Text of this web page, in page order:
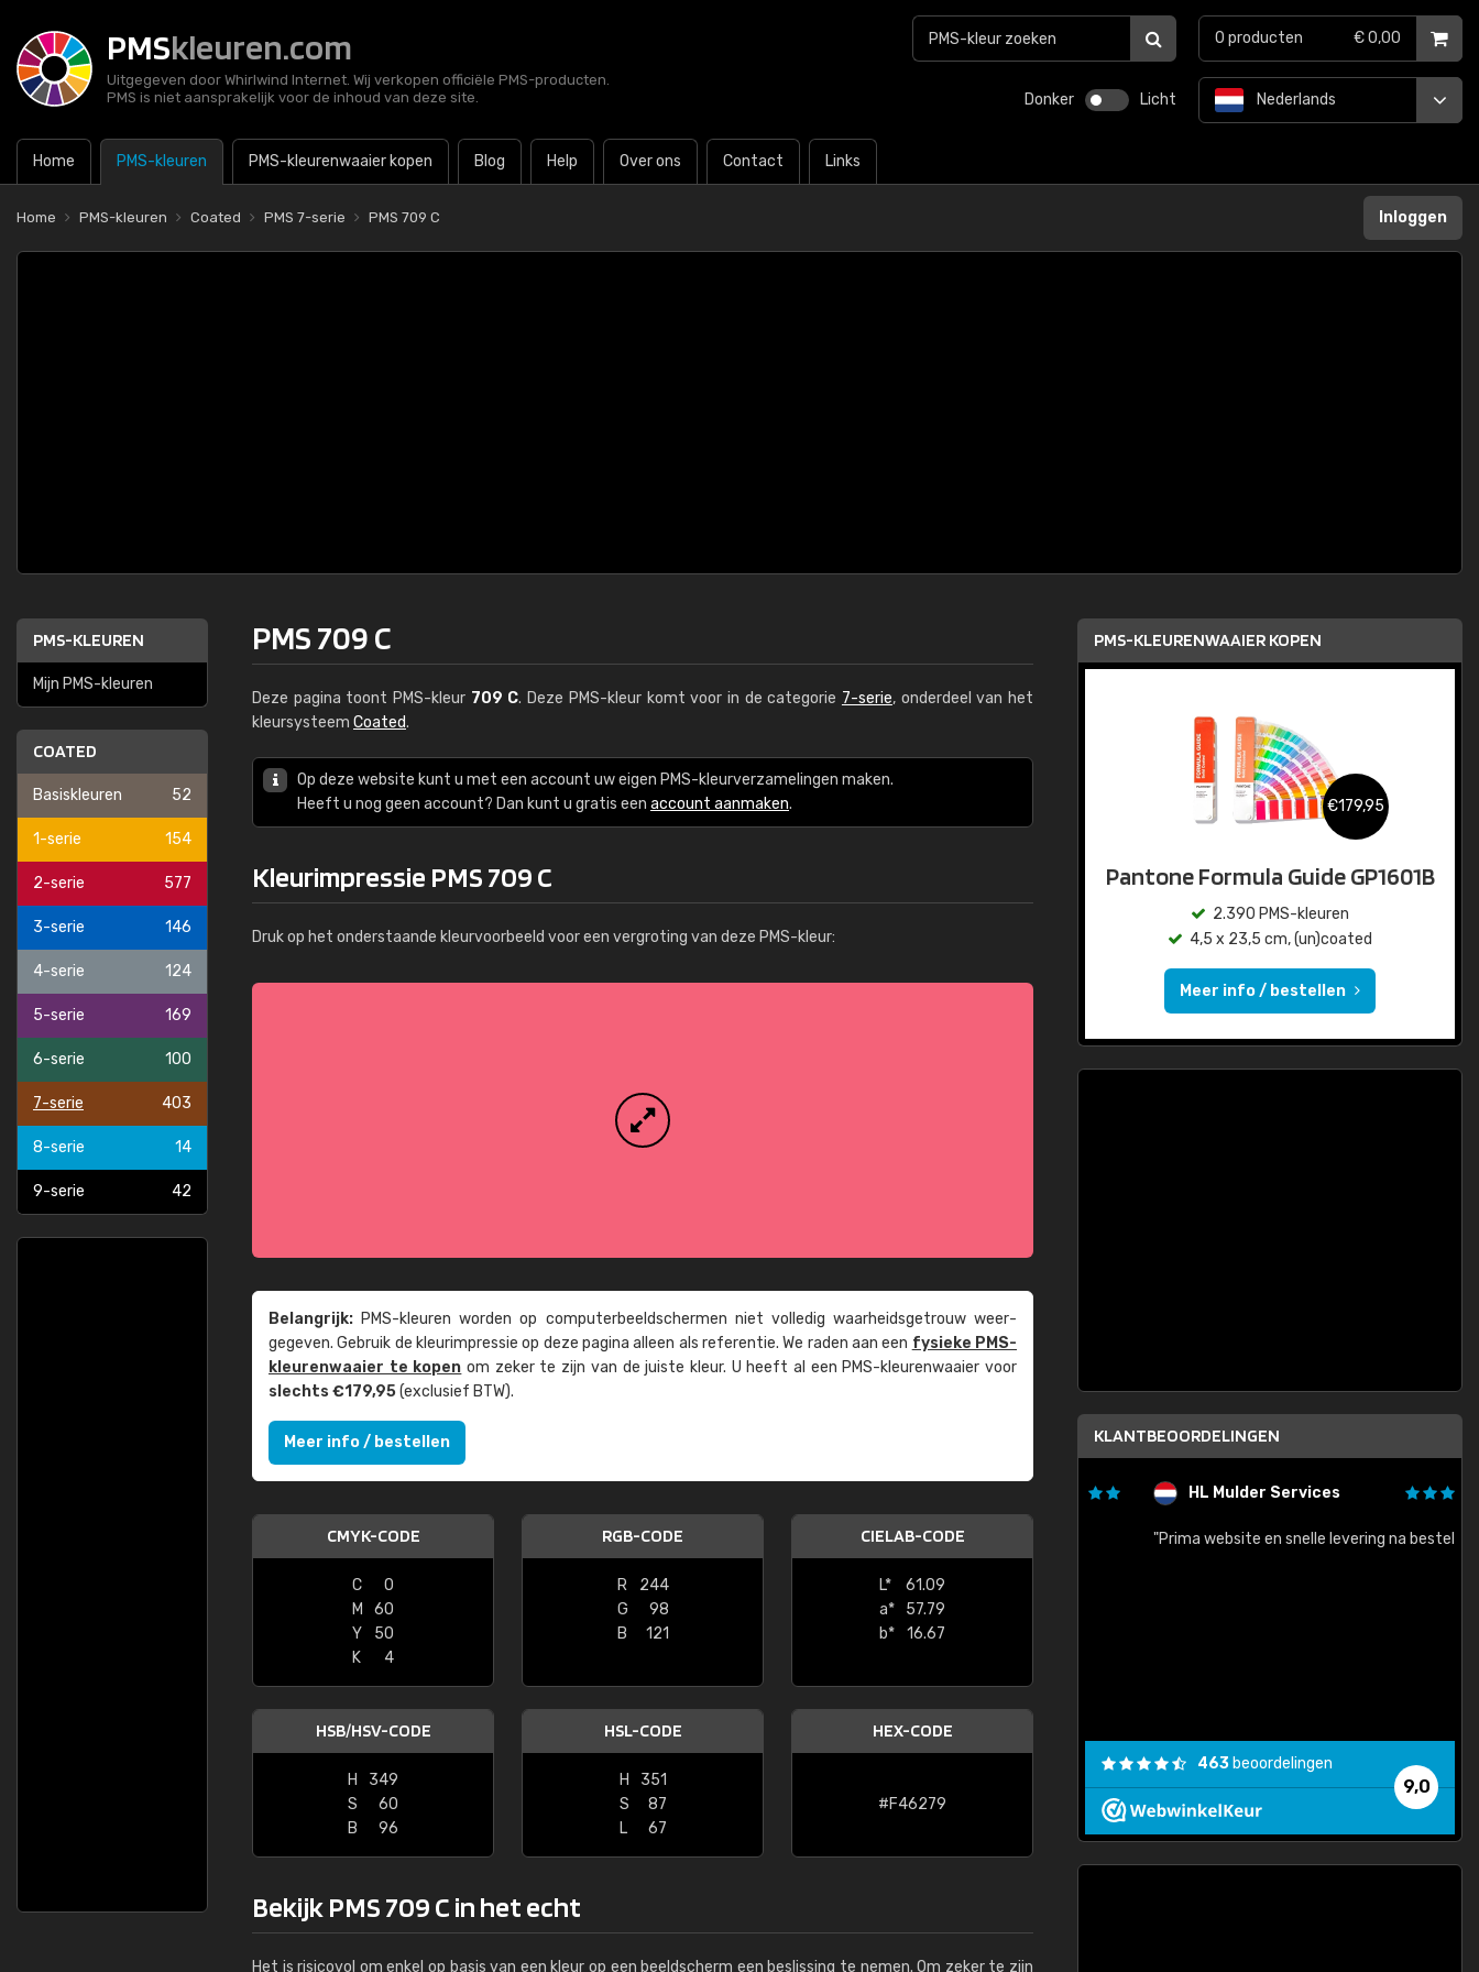
PMSkleuren.com
Uitgegeven door Whirlwind Internet. Wij verkopen officiële PMS-producten.
PMS is niet aansprakelijk voor de inhoud van deze site.
Donker Licht
Home PMS-kleuren PMS-kleurenwaaier kopen Blog Help Over ons Contact Links
Nederlands
0 producten € 0,00
Home PMS-kleuren Coated PMS 7-serie PMS 709 C Inloggen
PMS-KLEUREN
Mijn PMS-kleuren
COATED
Basiskleuren 52
1-serie 154
2-serie 577
3-serie 146
4-serie 124
5-serie 169
6-serie 100
7-serie 403
8-serie 14
9-serie 42
PMS 709 C
Deze pagina toont PMS-kleur 709 C. Deze PMS-kleur komt voor in de categorie 7-serie, onderdeel van het
kleursysteem Coated.
Op deze website kunt u met een account uw eigen PMS-kleurverzamelingen maken.
Heeft u nog geen account? Dan kunt u gratis een account aanmaken.
Kleurimpressie PMS 709 C
Druk op het onderstaande kleurvoorbeeld voor een vergroting van deze PMS-kleur:
Belangrijk: PMS-kleuren worden op computer­beeld­schermen niet volledig waarheids­­getrouw weer­
gegeven. Gebruik de kleur­impressie op deze pagina alleen als referentie. We raden aan een fysieke PMS-
kleuren­waaier te kopen om zeker te zijn van de juiste kleur. U heeft al een PMS-kleuren­waaier voor
slechts €179,95(exclusief BTW).
Meer info / bestellen
CMYK-CODE
C
0
M
60
Y
50
K
4
RGB-CODE
R
244
G
98
B
121
CIELAB-CODE
L*
61.09
a*
57.79
b*
16.67
HSB/HSV-CODE
H
349
S
60
B
96
HSL-CODE
H
351
S
87
L
67
HEX-CODE
#F46279
Bekijk PMS 709 C in het echt
Het is risicovol om enkel op basis van een kleur op een beeldscherm een beslissing te nemen. Om zeker te zijn
PMS-KLEURENWAAIER KOPEN
€179,95
Pantone Formula Guide GP1601B
2.390 PMS-kleuren
4,5 x 23,5 cm, (un)coated
Meer info / bestellen
KLANTBEOORDELINGEN
"Super snelle service en zeer betaalbaar!"
HL Mulder Services
"Prima website en snelle levering na bestelling"
9,0
463 beoordelingen